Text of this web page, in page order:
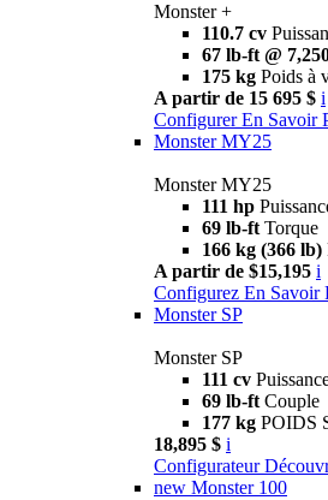
Monster +
110.7 cv
67 lb-ft @
175 kg Poids à
A partir de 15 695 $ i
Configurer En Savoir
Monster MY25
Monster MY25
111 hp
69 lb-ft Torque
166 kg (366 lb)
A partir de $15,195 i
Configurez En Savoir
Monster SP
Monster SP
111 cv
69 lb-ft Couple
177 kg POIDS
18,895 $ i
Configurateur
new Monster 100